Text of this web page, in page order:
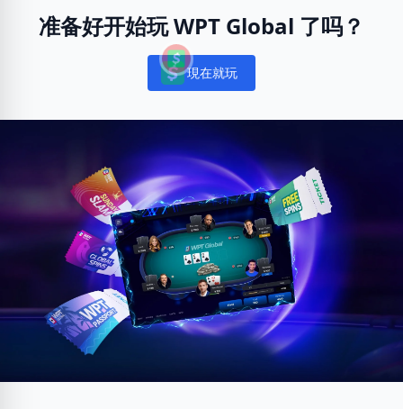
准备好开始玩 WPT Global 了吗？
Notifications
現在就玩